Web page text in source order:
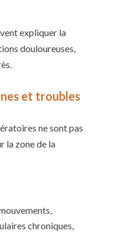
expliquer la
douloureuses,
et troubles
ne sont pas
la zone de la
chroniques,